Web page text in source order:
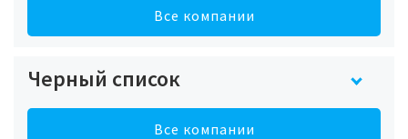
Все компании
Черный список
Все компании